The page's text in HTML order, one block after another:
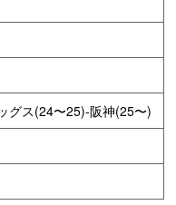
グス(24〜25)-阪神(25〜)